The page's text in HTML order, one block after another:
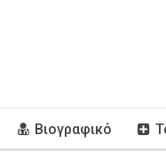
Βιογραφικό